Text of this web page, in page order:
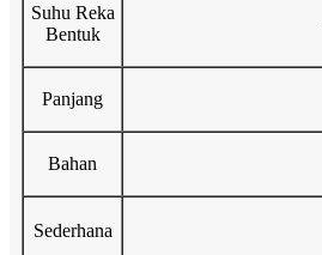
Suhu Reka
Bentuk
Panjang
Bahan
Sederhana